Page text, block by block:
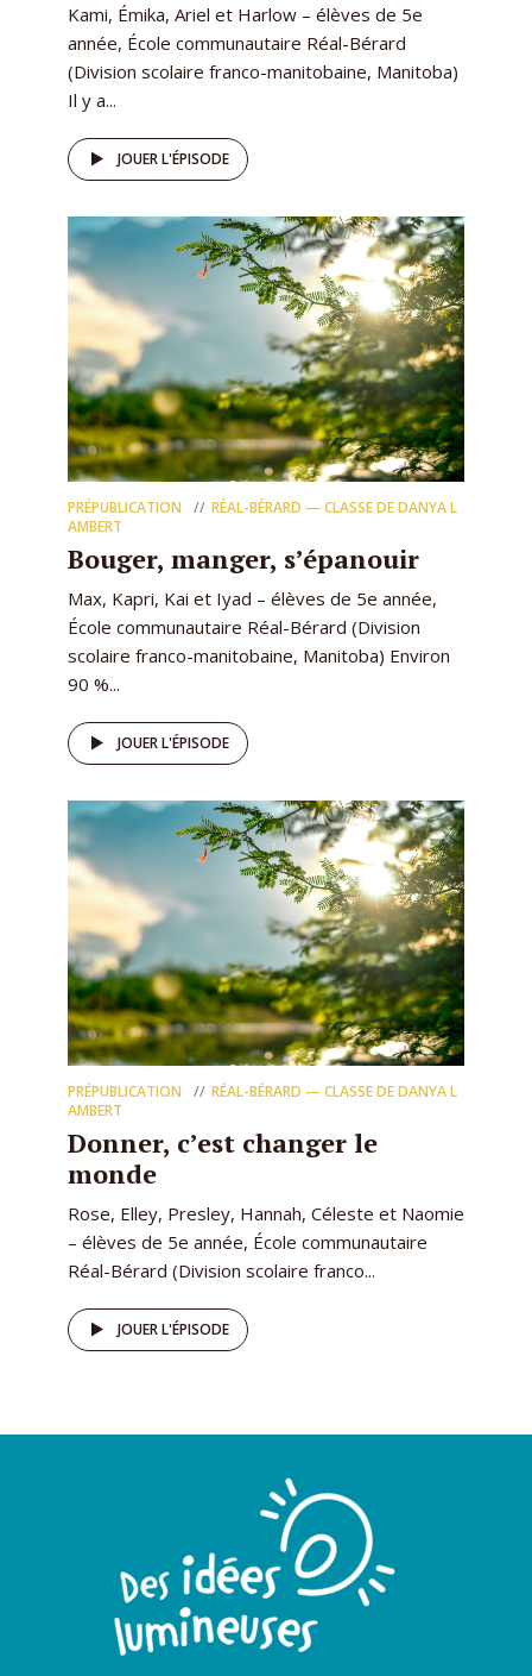
Kami, Émika, Ariel et Harlow – élèves de 5e
année, École communautaire Réal-Bérard
(Division scolaire franco-manitobaine, Manitoba)
Il y a...
JOUER L'ÉPISODE
PRÉPUBLICATION
RÉAL-BÉRARD — CLASSE DE DANYA L
AMBERT
Bouger, manger, s’épanouir
Max, Kapri, Kai et Iyad – élèves de 5e année,
École communautaire Réal-Bérard (Division
scolaire franco-manitobaine, Manitoba) Environ
90 %...
JOUER L'ÉPISODE
PRÉPUBLICATION
RÉAL-BÉRARD — CLASSE DE DANYA L
AMBERT
Donner, c’est changer le
monde
Rose, Elley, Presley, Hannah, Céleste et Naomie
– élèves de 5e année, École communautaire
Réal-Bérard (Division scolaire franco...
JOUER L'ÉPISODE